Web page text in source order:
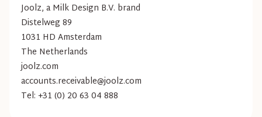
Joolz, a Milk Design B.V. brand
Distelweg 89
1031 HD Amsterdam
The Netherlands
joolz.com
accounts.receivable@joolz.com
Tel: +31 (0) 20 63 04 888